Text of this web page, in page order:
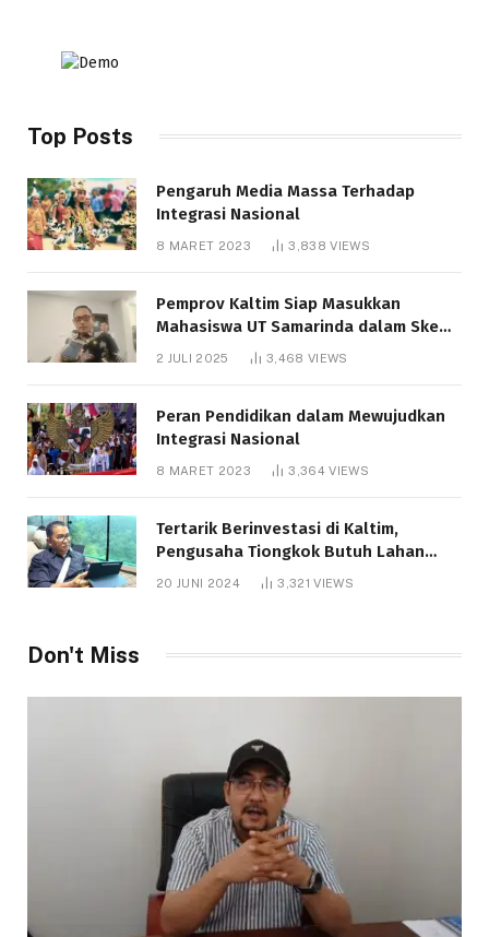
Top Posts
Pengaruh Media Massa Terhadap
Integrasi Nasional
8 MARET 2023 3,838VIEWS
Pemprov Kaltim Siap Masukkan
Mahasiswa UT Samarinda dalam Skema
Bantuan Pendidikan Gratispol
2 JULI 2025 3,468 VIEWS
Peran Pendidikan dalam Mewujudkan
Integrasi Nasional
8 MARET 2023 3,364VIEWS
Tertarik Berinvestasi di Kaltim,
Pengusaha Tiongkok Butuh Lahan
1.000 Hektare
20 JUNI 2024 3,321VIEWS
Don't Miss